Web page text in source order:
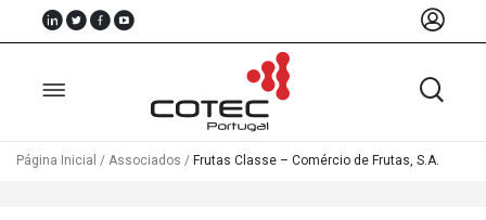
Página Inicial / Associados / Frutas Classe – Comércio de Frutas, S.A.